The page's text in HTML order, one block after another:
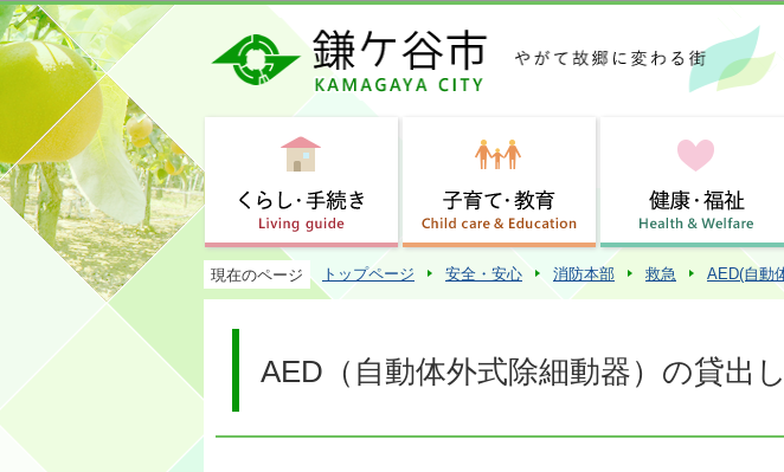
このペー
現在のページ トップページ 安全・安心 消防本部 救急 AED(自動
AED（自動体外式除細動器）の貸出